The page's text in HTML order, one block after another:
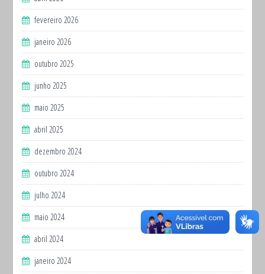
fevereiro 2026
janeiro 2026
outubro 2025
junho 2025
maio 2025
abril 2025
dezembro 2024
outubro 2024
julho 2024
maio 2024
abril 2024
janeiro 2024